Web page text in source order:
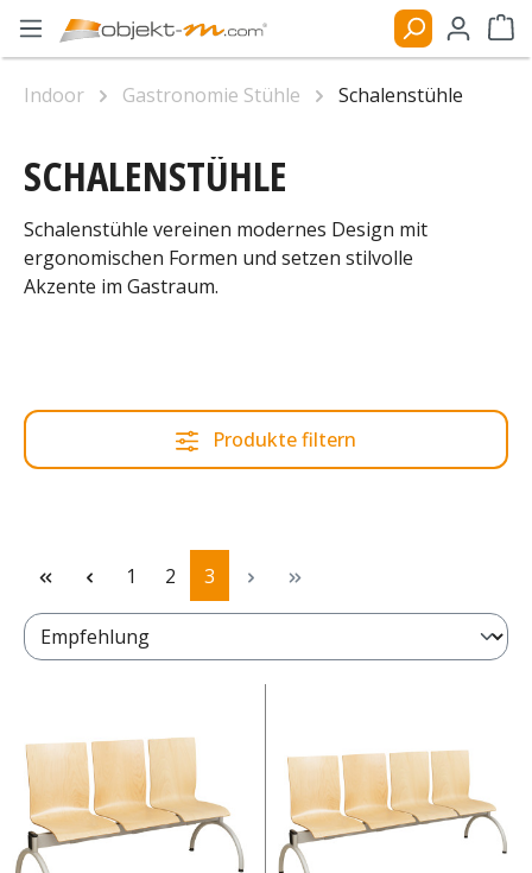
Zum Hauptinhalt springen
Indoor Gastronomie Stühle Schalenstühle
SCHALENSTÜHLE
Schalenstühle vereinen modernes Design mit
ergonomischen Formen und setzen stilvolle
Akzente im Gastraum.
Produkte filtern
Seite
1 Seite
2 Seite
3